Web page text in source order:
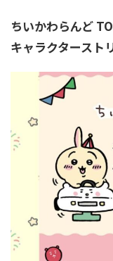
ちいかわらんど
キャラクタースト